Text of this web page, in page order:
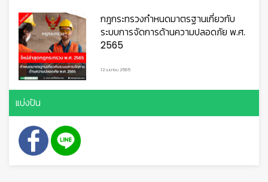
กฎกระทรวงกำหนดมาตรฐานเกี่ยวกับ
ระบบการจัดการด้านความปลอดภัย พ.ศ.
2565
12 เมษายน 2565
แบ่งปัน